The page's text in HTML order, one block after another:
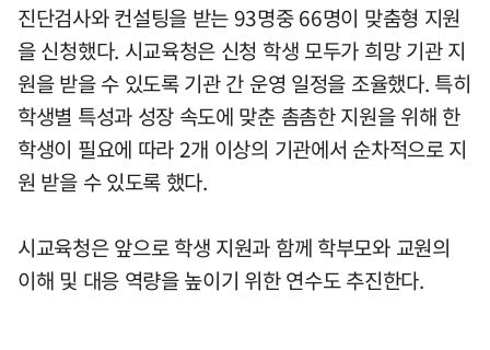
진단검사와 컨설팅을 받는 93명중 66명이 맞춤형 지원
을 신청했다. 시교육청은 신청 학생 모두가 희망 기관 지
원을 받을 수 있도록 기관 간 운영 일정을 조율했다. 특히
학생별 특성과 성장 속도에 맞춘 촘촘한 지원을 위해 한
학생이 필요에 따라 2개 이상의 기관에서 순차적으로 지
원 받을 수 있도록 했다.
시교육청은 앞으로 학생 지원과 함께 학부모와 교원의
이해 및 대응 역량을 높이기 위한 연수도 추진한다.